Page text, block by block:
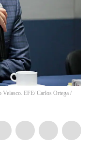
EFE/ Carlos Ortega /